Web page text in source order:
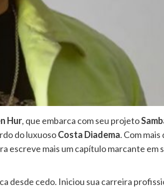
Hur, que embarca com seu projeto
do luxuosoCosta Diadema. Com
escreve mais um capítulo marcante em
desde cedo. Iniciou sua carreira